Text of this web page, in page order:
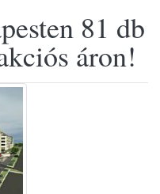
81 db
áron!